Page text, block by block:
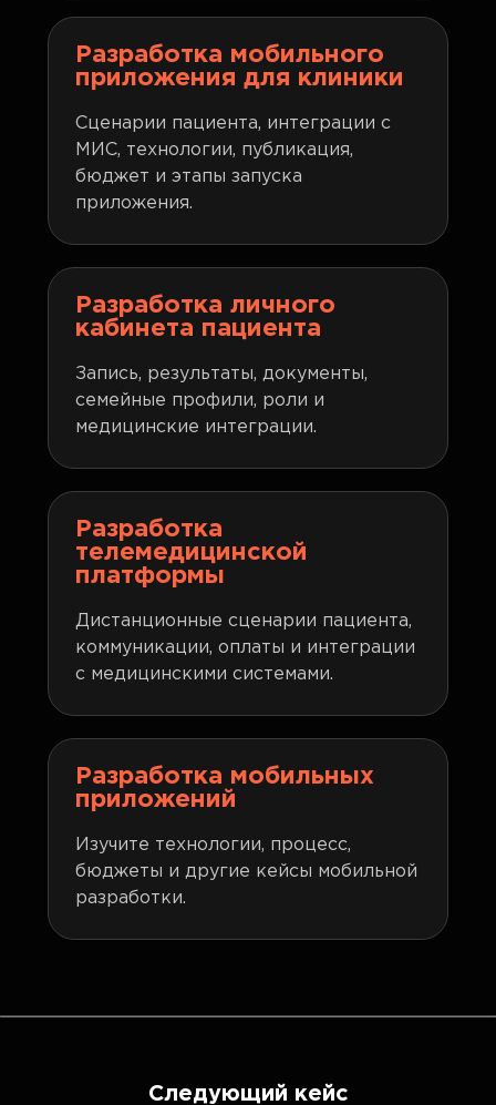
Разработка мобильного
приложения для клиники
Сценарии пациента, интеграции с
МИС, технологии, публикация,
бюджет и этапы запуска
приложения.
Разработка личного
кабинета пациента
Запись, результаты, документы,
семейные профили, роли и
медицинские интеграции.
Разработка
телемедицинской
платформы
Дистанционные сценарии пациента,
коммуникации, оплаты и интеграции
с медицинскими системами.
Разработка мобильных
приложений
Изучите технологии, процесс,
бюджеты и другие кейсы мобильной
разработки.
Следующий кейс